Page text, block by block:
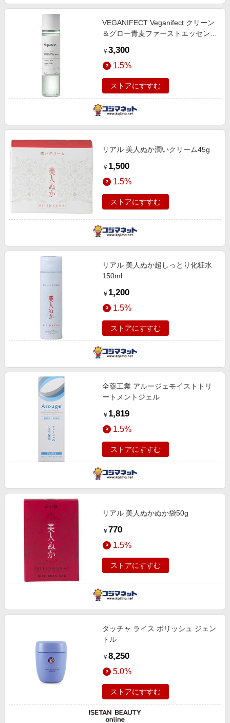
VEGANIFECT Veganifect クリーン
＆グロー青麦ファーストエッセンス
￥ 3,300
1.5%
ストアにすすむ
リアル 美人ぬか潤いクリーム45g
￥ 1,500
1.5%
ストアにすすむ
リアル 美人ぬか超しっとり化粧水
150ml
￥ 1,200
1.5%
ストアにすすむ
全薬工業 アルージェモイストトリ
ートメントジェル
￥ 1,819
1.5%
ストアにすすむ
リアル 美人ぬかぬか袋50g
￥ 770
1.5%
ストアにすすむ
タッチャ ライス ポリッシュ ジェン
トル
￥ 8,250
5.0%
ストアにすすむ